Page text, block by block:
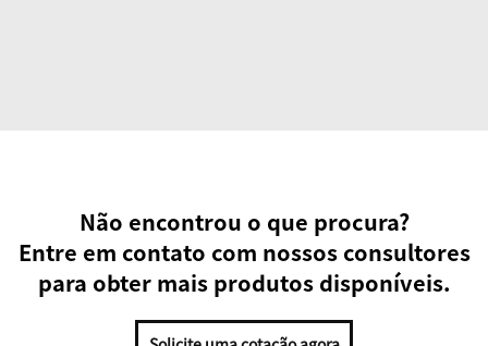
Não encontrou o que procura?
Entre em contato com nossos consultores
para obter mais produtos disponíveis.